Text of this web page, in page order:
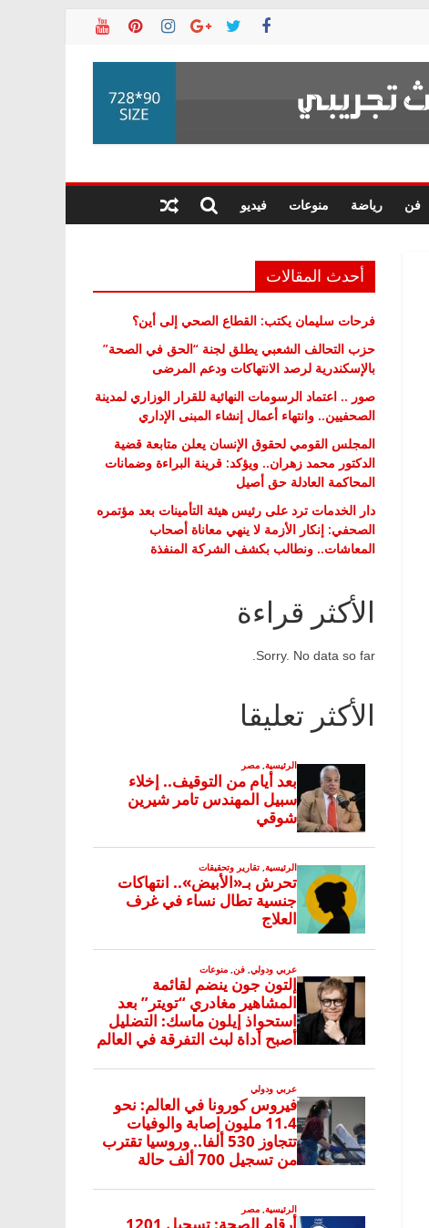
فن رياضة منوعات فيديو
أحدث المقالات
فرحات سليمان يكتب: القطاع الصحي إلى أين؟
حزب التحالف الشعبي يطلق لجنة “الحق في الصحة”
بالإسكندرية لرصد الانتهاكات ودعم المرضى
صور .. اعتماد الرسومات النهائية للقرار الوزاري لمدينة
الصحفيين.. وانتهاء أعمال إنشاء المبنى الإداري
المجلس القومي لحقوق الإنسان يعلن متابعة قضية
الدكتور محمد زهران.. ويؤكد: قرينة البراءة وضمانات
المحاكمة العادلة حق أصيل
دار الخدمات ترد على رئيس هيئة التأمينات بعد مؤتمره
الصحفي: إنكار الأزمة لا ينهي معاناة أصحاب
المعاشات.. ونطالب بكشف الشركة المنفذة
الأكثر قراءة
Sorry. No data so far.
الأكثر تعليقا